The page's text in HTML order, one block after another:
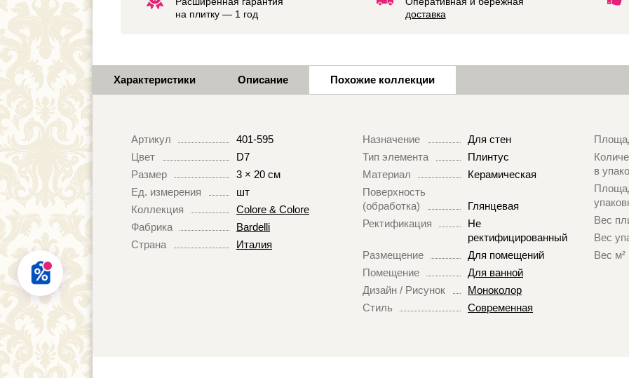
на плитку — 1 год
доставка
Характеристики Описание Похожие коллекции
Артикул
401-595
Цвет
D7
Размер
3 × 20 см
Ед. измерения
шт
Коллекция
Colore & Colore
Фабрика
Bardelli
Страна
Италия
Назначение
Для стен
Тип элемента
Плинтус
Материал
Керамическая
Поверхность
(обработка)
Глянцевая
Ректификация
Не
ректифицированный
Размещение
Для помещений
Помещение
Для ванной
Дизайн / Рисунок
Моноколор
Стиль
Современная
в
Вес
Вес
Вес м²